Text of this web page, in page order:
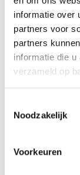
informatie over
partners voor
partners
informatie die
verzameld op
Noodzakelijk
Voorkeuren
digitaal
via de mail